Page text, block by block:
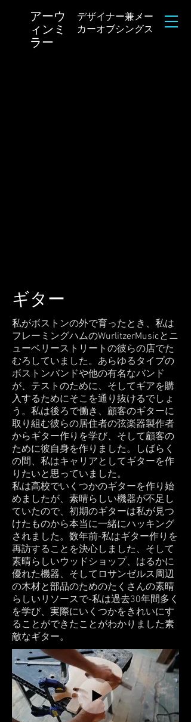
アーウ
ィンミ
ラー
デザイナー兼メー
カーオブシングス
ギター
私がボストンの外で育ったとき、私は
フレーミングハムのWurlitzerMusicとニ
ューベリーストリートの彼らの店でた
むろしていました。あらゆるタイプの
ボストンバンドや他の有名なバンド
が、テストのために、そしてギアを購
入するためにそこを通り抜けるでしょ
う。私は後ろで働き、顧客のギターに
取り組む彼らの居住者の弦楽器製作者
からギター作りを学び、そして顧客の
ために彼自身を作りました。しばらく
の間、私はキャリアとしてギターを作
りたいと思っていました。
私は高校でいくつかのギターを作り始
めましたが、素晴らしい機器が不足し
ていたので、初期のギターは私が見つ
けたものから本当に一緒にハッキング
されました。数年前-私はギター作りを
再訪することを決心しました、そして
素晴らしいウッドショップ、はるかに
優れた機器、そしてロサンゼルス周辺
の木材と部品のためのたくさんの素晴
らしいリソースで-私は過去30年間多く
を学び、実際にいくつかをきれいにす
ることができたことがわかりました素
敵なギター。